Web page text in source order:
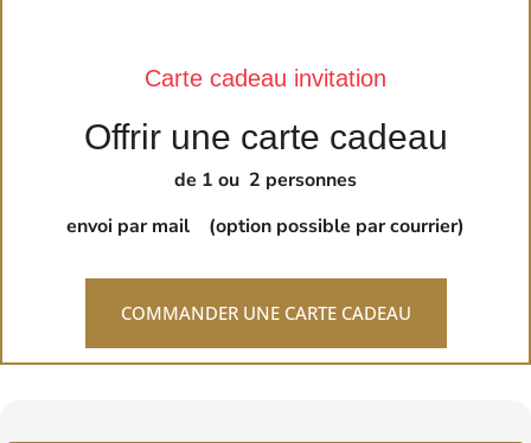
Carte cadeau invitation
Offrir une carte cadeau
de 1 ou 2 personnes
envoi par mail (option possible par courrier)
COMMANDER UNE CARTE CADEAU